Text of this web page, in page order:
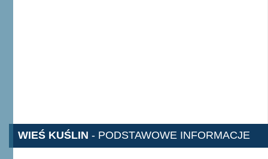
WIEŚ KUŚLIN - PODSTAWOWE INFORMACJE